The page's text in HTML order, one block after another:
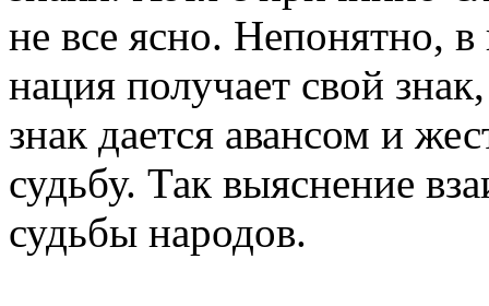
не все ясно. Непонятно,
нация получает свой
знак дается авансом и
судьбу. Так выяснение
судьбы народов.